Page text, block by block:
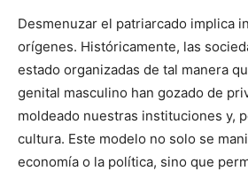
Desmenuzar el patriarcado implica
orígenes. Históricamente, las
estado organizadas de tal manera
genital masculino han gozado de
moldeado nuestras instituciones y,
cultura. Este modelo no solo se
economía o la política, sino que